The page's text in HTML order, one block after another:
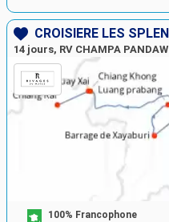
14 jours, RV CHAMPA PANDAW
100% Francophone